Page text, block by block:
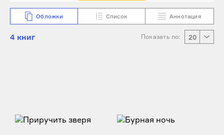
Обложки Список Аннотация
4 книг Показать по: 20